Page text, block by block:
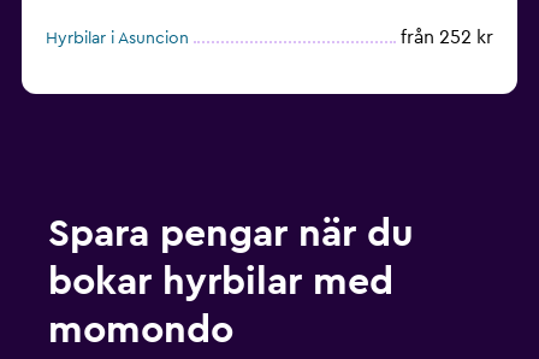
Hyrbilar i Asuncion från 252 kr
Spara pengar när du
bokar hyrbilar med
momondo